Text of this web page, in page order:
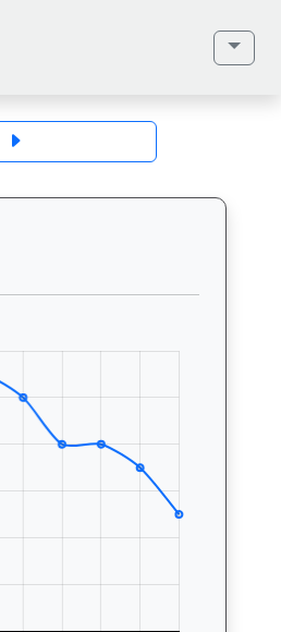
、馬齡、毛色、性別
走勢圖表：追蹤香港賽馬